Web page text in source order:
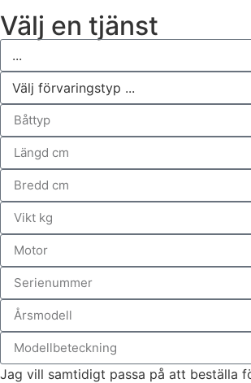
Välj en tjänst
Jag vill samtidigt passa på att beställa